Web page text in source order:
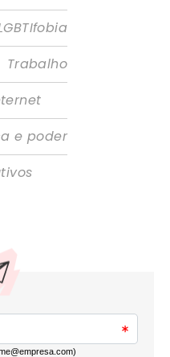
Trabalho
e poder